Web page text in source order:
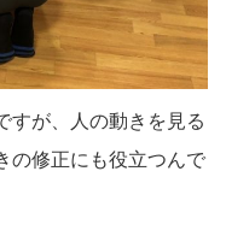
すが、人の動きを見る
の修正にも役立つんで